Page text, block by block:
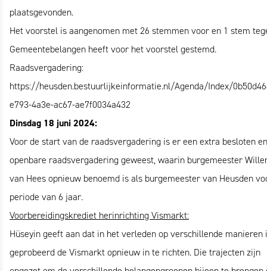
plaatsgevonden.
Het voorstel is aangenomen met 26 stemmen voor en 1 stem
Gemeentebelangen heeft voor het voorstel gestemd.
Raadsvergadering:
https://heusden.bestuurlijkeinformatie.nl/Agenda/Index/
e793-4a3e-ac67-ae7f0034a432
Dinsdag 18 juni 2024:
Voor de start van de raadsvergadering is er een extra besloten en
openbare raadsvergadering geweest, waarin burgemeester
van Hees opnieuw benoemd is als burgemeester van Heusden
periode van 6 jaar.
Voorbereidingskrediet herinrichting Vismarkt:
Hüseyin geeft aan dat in het verleden op verschillende manieren
geprobeerd de Vismarkt opnieuw in te richten. Die trajecten zijn